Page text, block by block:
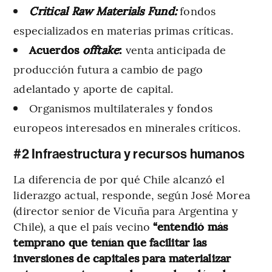
Critical Raw Materials Fund:fondos
especializados en materias primas críticas.
Acuerdosofftake: venta anticipada de
producción futura a cambio de pago
adelantado y aporte de capital.
Organismos multilaterales y fondos
europeos interesados en minerales críticos.
#2 Infraestructura y recursos humanos
La diferencia de por qué Chile alcanzó el
liderazgo actual, responde, según José Morea
(director senior de Vicuña para Argentina y
Chile), a que el país vecino “entendió más
temprano que tenían que facilitar las
inversiones de capitales para materializar